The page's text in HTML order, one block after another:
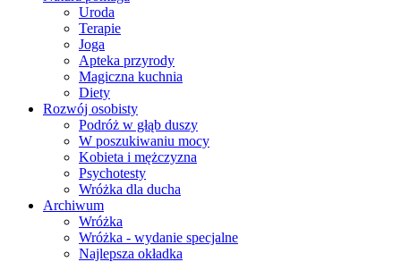
Uroda
Terapie
Joga
Apteka przyrody
Magiczna kuchnia
Diety
Rozwój osobisty
Podróż w głąb duszy
W poszukiwaniu mocy
Kobieta i mężczyzna
Psychotesty
Wróżka dla ducha
Archiwum
Wróżka
Wróżka - wydanie specjalne
Najlepsza okładka